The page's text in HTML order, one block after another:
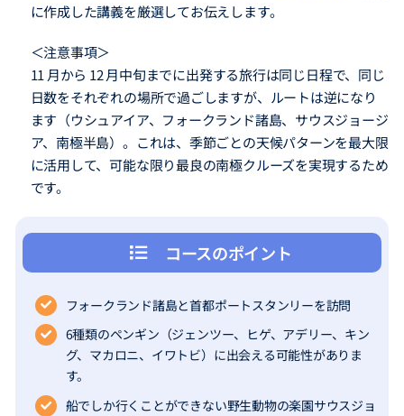
に作成した講義を厳選してお伝えします。
＜注意事項＞
11 月から 12 月中旬までに出発する旅行は同じ日程で、同じ
日数をそれぞれの場所で過ごしますが、ルートは逆になり
ます（ウシュアイア、フォークランド諸島、サウスジョージ
ア、南極半島）。これは、季節ごとの天候パターンを最大限
に活用して、可能な限り最良の南極クルーズを実現するため
です。
コースのポイント
フォークランド諸島と首都ポートスタンリーを訪問
6種類のペンギン（ジェンツー、ヒゲ、アデリー、キン
グ、マカロニ、イワトビ）に出会える可能性がありま
す。
船でしか行くことができない野生動物の楽園サウスジョ